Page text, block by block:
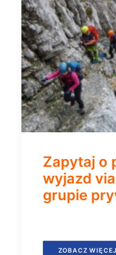
Zapytaj o
wyjazd
grupie
ZOBACZ WIĘCEJ